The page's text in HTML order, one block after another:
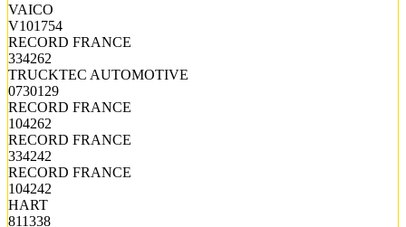
VAICO
V101754
RECORD FRANCE
334262
TRUCKTEC AUTOMOTIVE
0730129
RECORD FRANCE
104262
RECORD FRANCE
334242
RECORD FRANCE
104242
HART
811338